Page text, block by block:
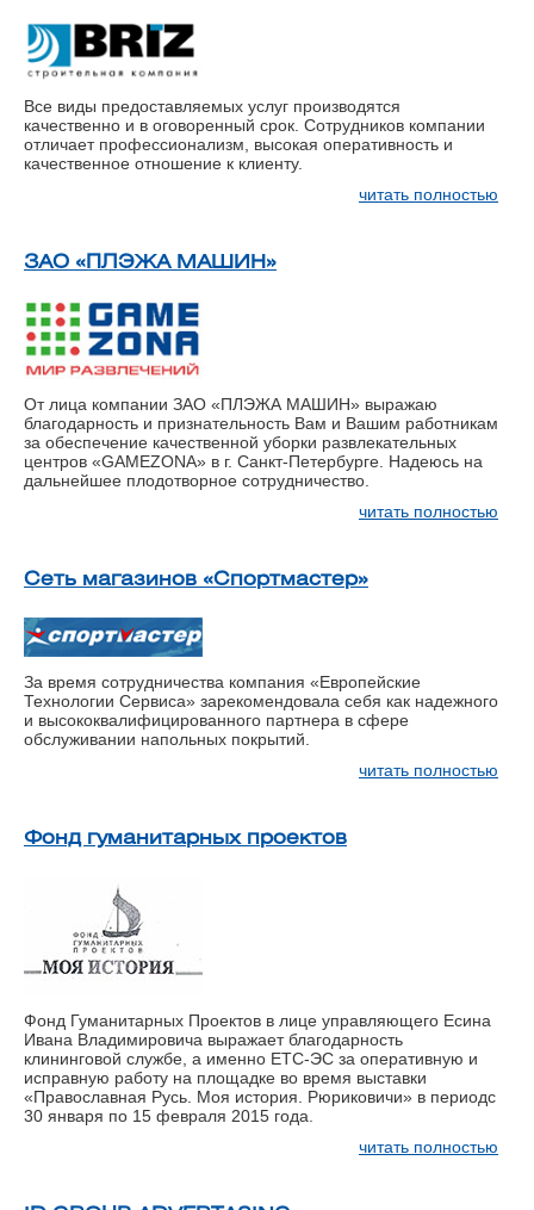
Все виды предоставляемых услуг производятся
качественно и в оговоренный срок. Сотрудников компании
отличает профессионализм, высокая оперативность и
качественное отношение к клиенту.
читать полностью
ЗАО «ПЛЭЖА МАШИН»
От лица компании ЗАО «ПЛЭЖА МАШИН» выражаю
благодарность и признательность Вам и Вашим работникам
за обеспечение качественной уборки развлекательных
центров «GAMEZONA» в г. Санкт-Петербурге. Надеюсь на
дальнейшее плодотворное сотрудничество.
читать полностью
Сеть магазинов «Спортмастер»
За время сотрудничества компания «Европейские
Технологии Сервиса» зарекомендовала себя как надежного
и высококвалифицированного партнера в сфере
обслуживании напольных покрытий.
читать полностью
Фонд гуманитарных проектов
Фонд Гуманитарных Проектов в лице управляющего Есина
Ивана Владимировича выражает благодарность
клининговой службе, а именно ЕТС-ЭС за оперативную и
исправную работу на площадке во время выставки
«Православная Русь. Моя история. Рюриковичи» в периодс
30 января по 15 февраля 2015 года.
читать полностью